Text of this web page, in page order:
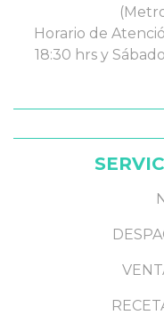
Horario de
18:30 hrs y